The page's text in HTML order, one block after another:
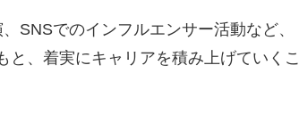
SNSでのインフルエンサー活動など、
、着実にキャリアを積み上げていくこ